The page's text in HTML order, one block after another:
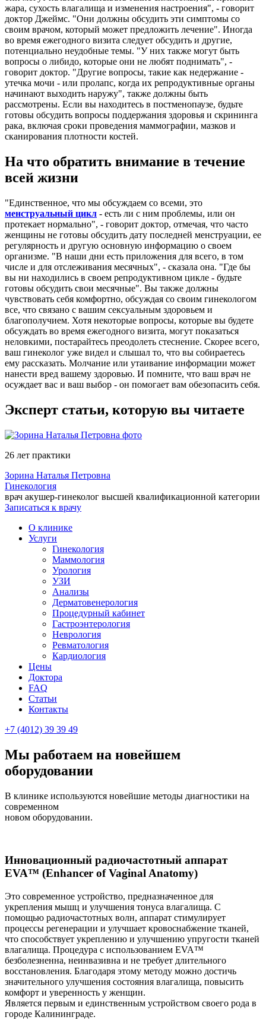
жара, сухость влагалища и изменения настроения", - говорит
доктор Джеймс. "Они должны обсудить эти симптомы со
своим врачом, который может предложить лечение". Иногда
во время ежегодного визита следует обсудить и другие,
потенциально неудобные темы. "У них также могут быть
вопросы о либидо, которые они не любят поднимать", -
говорит доктор. "Другие вопросы, такие как недержание -
утечка мочи - или пролапс, когда их репродуктивные органы
начинают выходить наружу", также должны быть
рассмотрены. Если вы находитесь в постменопаузе, будьте
готовы обсудить вопросы поддержания здоровья и скрининга
рака, включая сроки проведения маммографии, мазков и
сканирования плотности костей.
На что обратить внимание в течение
всей жизни
"Единственное, что мы обсуждаем со всеми, это
менструальный цикл - есть ли с ним проблемы, или он
протекает нормально", - говорит доктор, отмечая, что часто
женщины не готовы обсудить дату последней менструации, ее
регулярность и другую основную информацию о своем
организме. "В наши дни есть приложения для всего, в том
числе и для отслеживания месячных", - сказала она. "Где бы
вы ни находились в своем репродуктивном цикле - будьте
готовы обсудить свои месячные". Вы также должны
чувствовать себя комфортно, обсуждая со своим гинекологом
все, что связано с вашим сексуальным здоровьем и
благополучием. Хотя некоторые вопросы, которые вы будете
обсуждать во время ежегодного визита, могут показаться
неловкими, постарайтесь преодолеть стеснение. Скорее всего,
ваш гинеколог уже видел и слышал то, что вы собираетесь
ему рассказать. Молчание или утаивание информации может
нанести вред вашему здоровью. И помните, что ваш врач не
осуждает вас и ваш выбор - он помогает вам обезопасить себя.
Эксперт статьи, которую вы читаете
26 лет практики
Зорина Наталья Петровна
Гинекология
врач акушер-гинеколог высшей квалификационной категории
Записаться к врачу
О клинике
Услуги
Гинекология
Маммология
Урология
УЗИ
Анализы
Дерматовенерология
Процедурный кабинет
Гастроэнтерология
Неврология
Ревматология
Кардиология
Цены
Доктора
FAQ
Статьи
Контакты
+7 (4012) 39 39 49
Мы работаем на новейшем
оборудовании
В клинике используются новейшие методы диагностики на
современном
новом оборудовании.
Инновационный радиочастотный аппарат
EVA™ (Enhancer of Vaginal Anatomy)
Это современное устройство, предназначенное для
укрепления мышц и улучшения тонуса влагалища. С
помощью радиочастотных волн, аппарат стимулирует
процессы регенерации и улучшает кровоснабжение тканей,
что способствует укреплению и улучшению упругости тканей
влагалища. Процедура с использованием EVA™
безболезненна, неинвазивна и не требует длительного
восстановления. Благодаря этому методу можно достичь
значительного улучшения состояния влагалища, повысить
комфорт и уверенность у женщин.
Является первым и единственным устройством своего рода в
городе Калининграде.